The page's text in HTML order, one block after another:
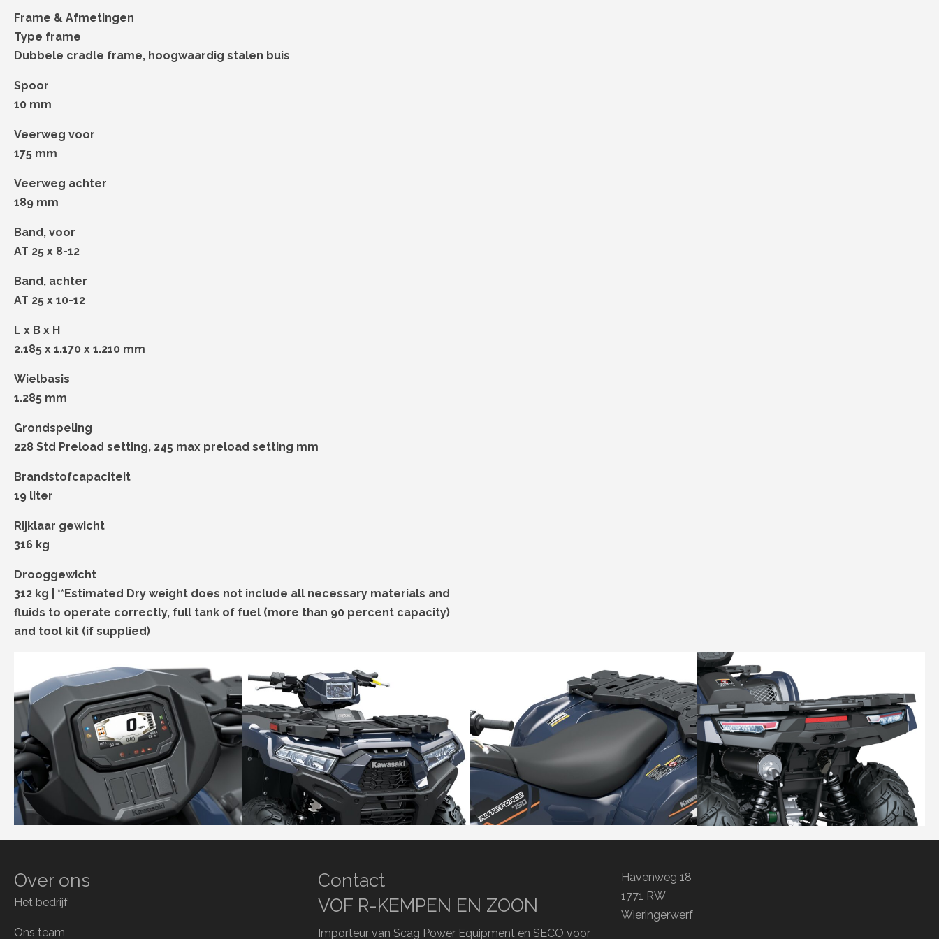
Frame & Afmetingen
Type frame
Dubbele cradle frame, hoogwaardig stalen buis
Spoor
10 mm
Veerweg voor
175 mm
Veerweg achter
189 mm
Band, voor
AT 25 x 8-12
Band, achter
AT 25 x 10-12
L x B x H
2.185 x 1.170 x 1.210 mm
Wielbasis
1.285 mm
Grondspeling
228 Std Preload setting, 245 max preload setting mm
Brandstofcapaciteit
19 liter
Rijklaar gewicht
316 kg
Drooggewicht
312 kg | **Estimated Dry weight does not include all necessary materials and
fluids to operate correctly, full tank of fuel (more than 90 percent capacity)
and tool kit (if supplied)
Over ons
Het bedrijf
Ons team
Contact
VOF R-KEMPEN EN ZOON
Importeur van Scag Power Equipment en SECO voor
Havenweg 18
1771 RW
Wieringerwerf